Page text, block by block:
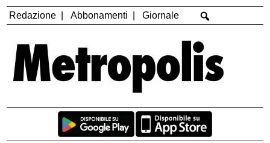
Redazione Abbonamenti Giornale